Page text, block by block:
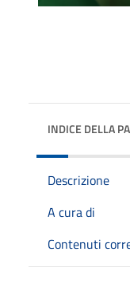
INDICE DELLA
Descrizione
A cura di
Contenuti